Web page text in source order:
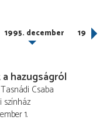
1995. december 1995.
hazugságról
Tasnádi Csaba
színház
1.